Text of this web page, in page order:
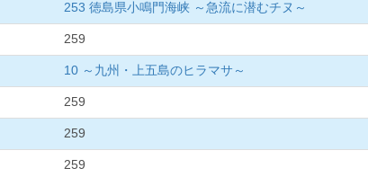
253 徳島県小鳴門海峡 ～急流に潜むチヌ～
259
10 ～九州・上五島のヒラマサ～
259
259
259